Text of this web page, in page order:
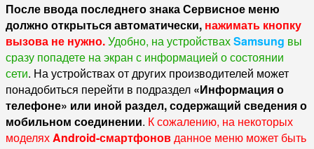
После ввода последнего знака Сервисное меню
должно открыться автоматически, нажимать кнопку
вызова не нужно.Удобно, на устройствахSamsung вы
сразу попадете на экран с информацией о состоянии
сети. На устройствах от других производителей может
понадобиться перейти в подраздел «Информация о
телефоне» или иной раздел, содержащий сведения о
мобильном соединении. К сожалению, на некоторых
моделяхAndroid-смартфоновданное меню может быть